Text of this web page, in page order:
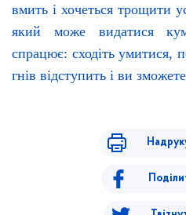
вмить і хочеться трощити
який може видатися
спрацює: сходіть умитися,
гнів відступить і ви